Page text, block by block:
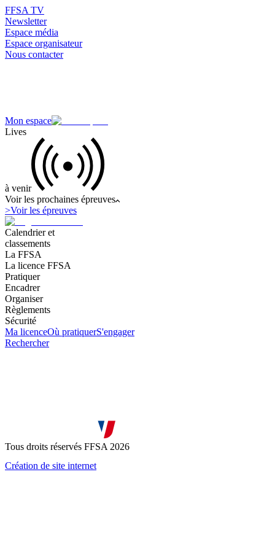
FFSA TV
Newsletter
Espace média
Espace organisateur
Nous contacter
Mon espace
Lives
à venir
Voir les prochaines épreuves
>Voir les épreuves
Calendrier et
classements
La FFSA
La licence FFSA
Pratiquer
Encadrer
Organiser
Règlements
Sécurité
Ma licenceOù pratiquerS'engager
Rechercher
Tous droits réservés FFSA 2026
Création de site internet